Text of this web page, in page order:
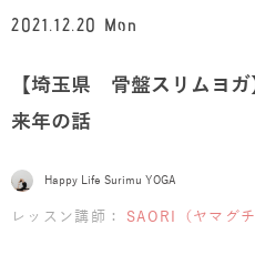
2021.12.20 Mon
【埼玉県 骨盤スリムヨ
来年の話
Happy Life Surimu YOGA
レッスン講師： SAORI（ヤマグチ